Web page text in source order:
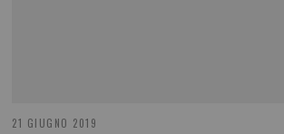
21 GIUGNO 2019